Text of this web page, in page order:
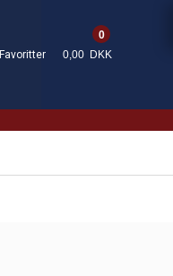
Favoritter
0
0,00 DKK